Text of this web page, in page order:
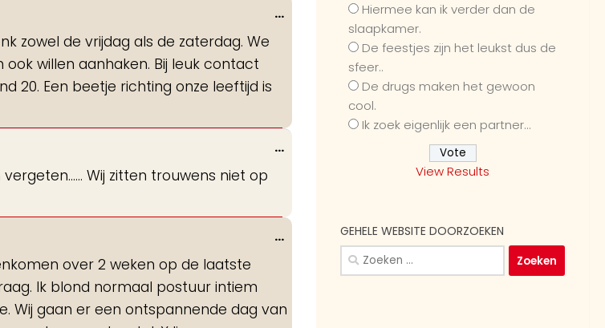
zowel de vrijdag als de zaterdag. We
willen aanhaken. Bij leuk contact
20. Een beetje richting onze leeftijd is
...Wissel
Wij zitten trouwens niet op
...Wissel
over 2 weken op de laatste
Ik blond normaal postuur intiem
Wij gaan er een ontspannende dag van
...Wissel
metabox.
Hiermee kan ik verder dan de
slaapkamer.
De feestjes zijn het leukst dus de
sfeer..
De drugs maken het gewoon
cool.
Ik zoek eigenlijk een partner...
View Results
GEHELE WEBSITE DOORZOEKEN
Zoeken
naar: